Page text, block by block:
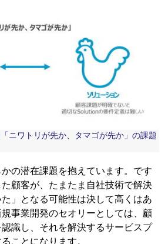
ニワトリが先か、タマゴが先か」の課題
の潜在課題を抱えています。です
顧客が、たまたま自社技術で解決
」となる可能性は決して高くはあ
事業開発のセオリーとしては、顧
識し、それを解決するサービスプ
ことになります。